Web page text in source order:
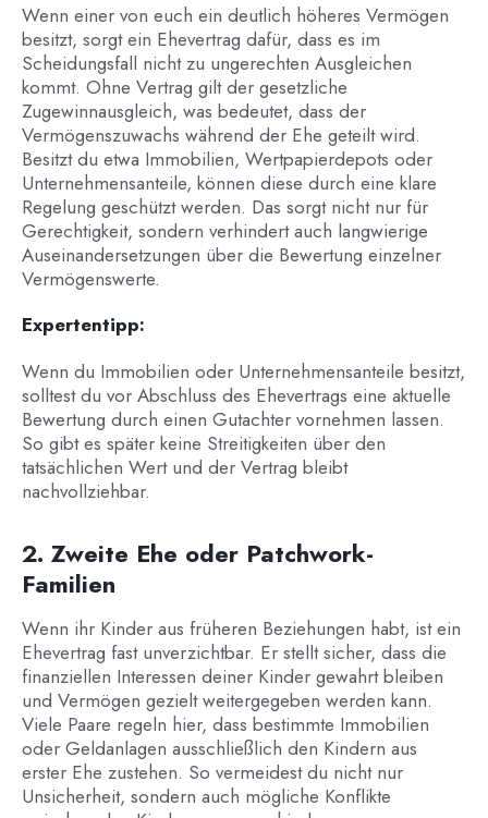
Wenn einer von euch ein deutlich höheres Vermögen
besitzt, sorgt ein Ehevertrag dafür, dass es im
Scheidungsfall nicht zu ungerechten Ausgleichen
kommt. Ohne Vertrag gilt der gesetzliche
Zugewinnausgleich, was bedeutet, dass der
Vermögenszuwachs während der Ehe geteilt wird.
Besitzt du etwa Immobilien, Wertpapierdepots oder
Unternehmensanteile, können diese durch eine klare
Regelung geschützt werden. Das sorgt nicht nur für
Gerechtigkeit, sondern verhindert auch langwierige
Auseinandersetzungen über die Bewertung einzelner
Vermögenswerte.
Expertentipp:
Wenn du Immobilien oder Unternehmensanteile besitzt,
solltest du vor Abschluss des Ehevertrags eine aktuelle
Bewertung durch einen Gutachter vornehmen lassen.
So gibt es später keine Streitigkeiten über den
tatsächlichen Wert und der Vertrag bleibt
nachvollziehbar.
2. Zweite Ehe oder Patchwork-
Familien
Wenn ihr Kinder aus früheren Beziehungen habt, ist ein
Ehevertrag fast unverzichtbar. Er stellt sicher, dass die
finanziellen Interessen deiner Kinder gewahrt bleiben
und Vermögen gezielt weitergegeben werden kann.
Viele Paare regeln hier, dass bestimmte Immobilien
oder Geldanlagen ausschließlich den Kindern aus
erster Ehe zustehen. So vermeidest du nicht nur
Unsicherheit, sondern auch mögliche Konflikte